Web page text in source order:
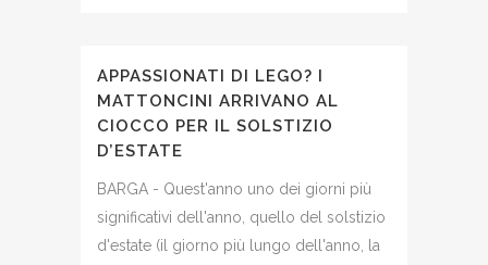
APPASSIONATI DI LEGO? I
MATTONCINI ARRIVANO AL
CIOCCO PER IL SOLSTIZIO
D’ESTATE
BARGA - Quest'anno uno dei giorni più
significativi dell'anno, quello del solstizio
d'estate (il giorno più lungo dell'anno, la